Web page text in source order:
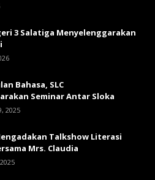
3 Salatiga Menyelenggarakan
Bahasa, SLC
Seminar Antar Sloka
2025
Talkshow Literasi
Mrs. Claudia